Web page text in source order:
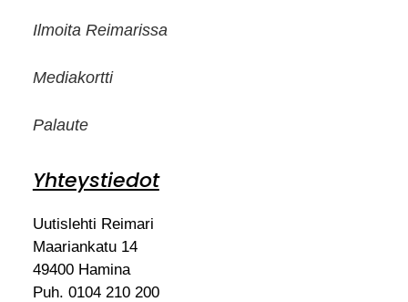
Ilmoita Reimarissa
Mediakortti
Palaute
Yhteystiedot
Uutislehti Reimari
Maariankatu 14
49400 Hamina
Puh. 0104 210 200